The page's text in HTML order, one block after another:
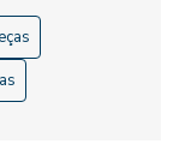
e
Performance